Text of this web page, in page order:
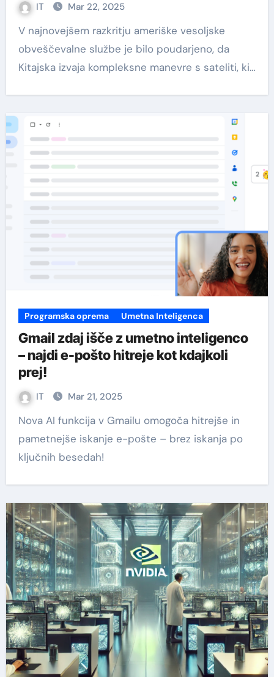
IT Mar 22, 2025
V najnovejšem razkritju ameriške vesoljske
obveščevalne službe je bilo poudarjeno, da
Kitajska izvaja kompleksne manevre s sateliti, ki…
Programska oprema Umetna Inteligenca
Gmail zdaj išče z umetno inteligenco
– najdi e-pošto hitreje kot kdajkoli
prej!
IT Mar 21, 2025
Nova AI funkcija v Gmailu omogoča hitrejše in
pametnejše iskanje e-pošte – brez iskanja po
ključnih besedah!